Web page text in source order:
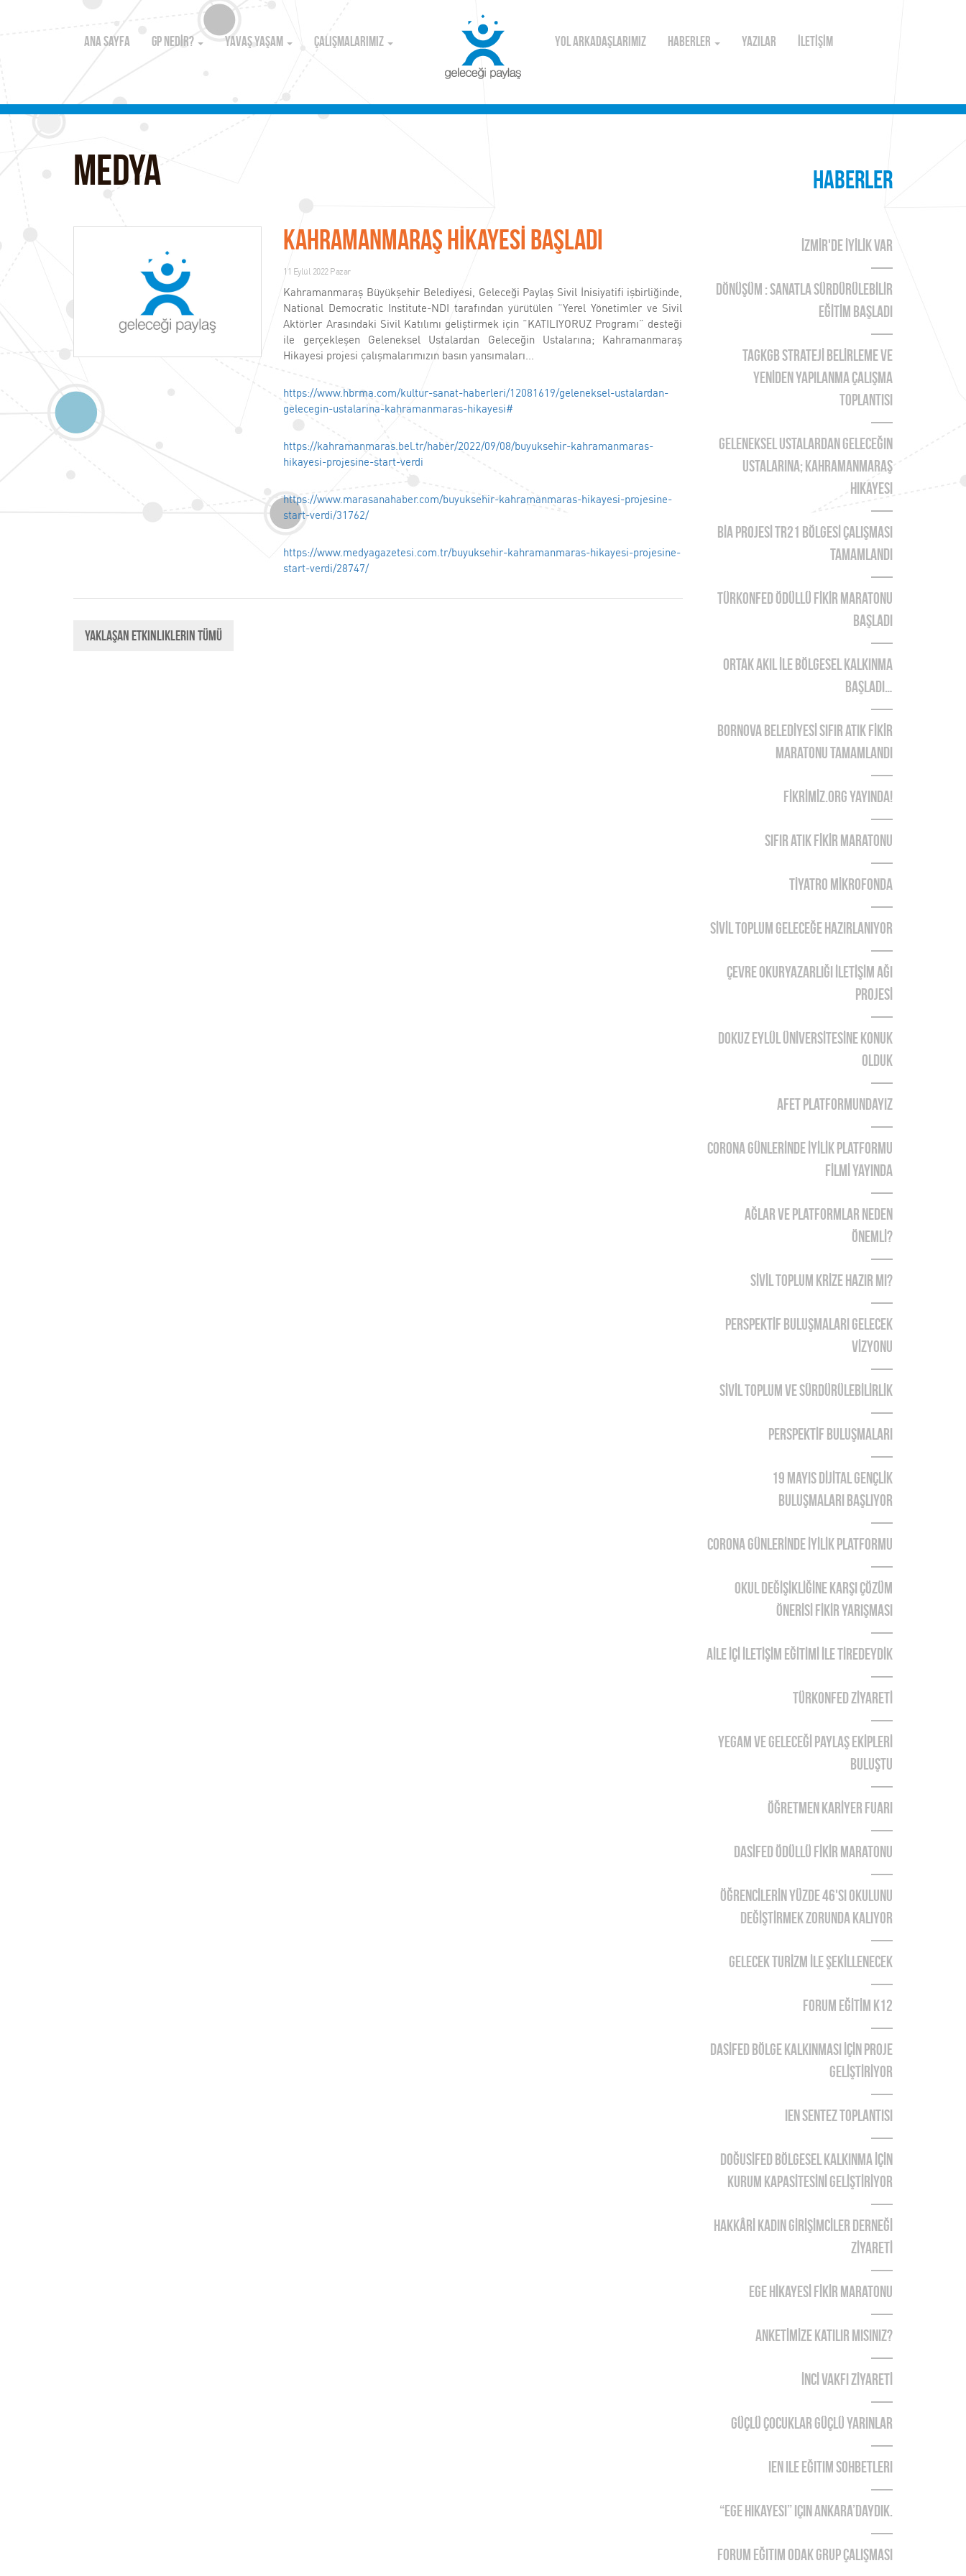
ANA SAYFA GP NEDİR? YAVAŞ YAŞAM ÇALIŞMALARIMIZ YOL ARKADAŞLARIMIZ HABERLER YAZILAR İLETİŞİM
MEDYA
Kahramanmaraş HİKAYESİ BAŞLADI
11 Eylül 2022 Pazar
Kahramanmaraş Büyükşehir Belediyesi, Geleceği Paylaş Sivil İnisiyatifi işbirliğinde,
National Democratic Institute-NDI tarafından yürütülen “Yerel Yönetimler ve Sivil
Aktörler Arasındaki Sivil Katılımı geliştirmek için “KATILIYORUZ Programı” desteği
ile gerçekleşen Geleneksel Ustalardan Geleceğin Ustalarına; Kahramanmaraş
Hikayesi projesi çalışmalarımızın basın yansımaları...
https://www.hbrma.com/kultur-sanat-haberleri/12081619/geleneksel-ustalardan-
gelecegin-ustalarina-kahramanmaras-hikayesi#
https://kahramanmaras.bel.tr/haber/2022/09/08/buyuksehir-kahramanmaras-
hikayesi-projesine-start-verdi
https://www.marasanahaber.com/buyuksehir-kahramanmaras-hikayesi-projesine-
start-verdi/31762/
https://www.medyagazetesi.com.tr/buyuksehir-kahramanmaras-hikayesi-projesine-
start-verdi/28747/
Yaklaşan Etkinliklerin Tümü
HABERLER
İZMİR'DE İYİLİK VAR
DÖNÜŞÜM : SANATLA SÜRDÜRÜLEBİLİR
EĞİTİM BAŞLADI
TAGKGB STRATEJİ BELİRLEME ve
YENİDEN YAPILANMA ÇALIŞMA
TOPLANTISI
Geleneksel Ustalardan Geleceğin
Ustalarına; Kahramanmaraş
Hikayesi
BİA PROJESİ TR21 BÖLGESİ ÇALIŞMASI
TAMAMLANDI
TÜRKONFED Ödüllü FİKİR Maratonu
Başladı
ORTAK AKIL İLE BÖLGESEL KALKINMA
BAŞLADI…
BORNOVA BELEDİYESİ SIFIR ATIK FİKİR
MARATONU TAMAMLANDI
FİKRİMİZ.ORG YAYINDA!
SIFIR ATIK FİKİR MARATONU
TİYATRO MİKROFONDA
SİVİL TOPLUM GELECEĞE HAZIRLANIYOR
ÇEVRE OKURYAZARLIĞI İLETİŞİM AĞI
PROJESİ
DOKUZ EYLÜL ÜNİVERSİTESİNE KONUK
OLDUK
AFET PLATFORMUNDAYIZ
CORONA GÜNLERİNDE İYİLİK PLATFORMU
FİLMİ YAYINDA
Ağlar ve Platformlar Neden
Önemlİ?
SİVİL TOPLUM KRİZE HAZIR MI?
PERSPEKTİF BULUŞMALARI GELECEK
VİZYONU
SİVİL TOPLUM VE SÜRDÜRÜLEBİLİRLİK
PERSPEKTİF BULUŞMALARI
19 MAYIS DİJİTAL GENÇLİK
BULUŞMALARI BAŞLIYOR
CORONA GÜNLERİNDE İYİLİK PLATFORMU
OKUL DEĞİŞİKLİĞİNE KARŞI ÇÖZÜM
ÖNERİSİ FİKİR YARIŞMASI
AİLE İÇİ İLETİŞİM EĞİTİMİ İLE TİREDEYDİK
TÜRKONFED ZİYARETİ
YEGAM ve GELECEĞİ PAYLAŞ EKİPLERİ
BULUŞTU
ÖĞRETMEN KARİYER FUARI
DASİFED ÖDÜLLÜ FİKİR MARATONU
ÖĞRENCİLERİN YÜZDE 46'SI OKULUNU
DEĞİŞTİRMEK ZORUNDA KALIYOR
GELECEK TURİZM İLE ŞEKİLLENECEK
FORUM EĞİTİM K12
DASİFED BÖLGE KALKINMASI İÇİN PROJE
GELİŞTİRİYOR
IEN Sentez Toplantısı
DOĞUSİFED BÖLGESEL KALKINMA İÇİN
KURUM KAPASİTESİNİ GELİŞTİRİYOR
HAKKÂRİ KADIN GİRİŞİMCİLER DERNEĞİ
ZİYARETİ
EGE HİKAYESİ FİKİR MARATONU
ANKETİMİZE KATILIR MISINIZ?
İNCİ VAKFI ZİYARETİ
Güçlü Çocuklar Güçlü Yarınlar
IEN ile Eğitim Sohbetleri
“Ege Hikayesi” için Ankara’daydık.
Forum Eğitim Odak Grup Çalışması